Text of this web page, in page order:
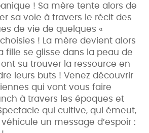
! Sa mère tente alors de
sa voie à travers le récit des
de vie de quelques «
! La mère devient alors
fille se glisse dans la peau de
su trouver la ressource en
leurs buts ! Venez découvrir
qui vont vous faire
à travers les époques et
qui cultive, qui émeut,
un message d’espoir :